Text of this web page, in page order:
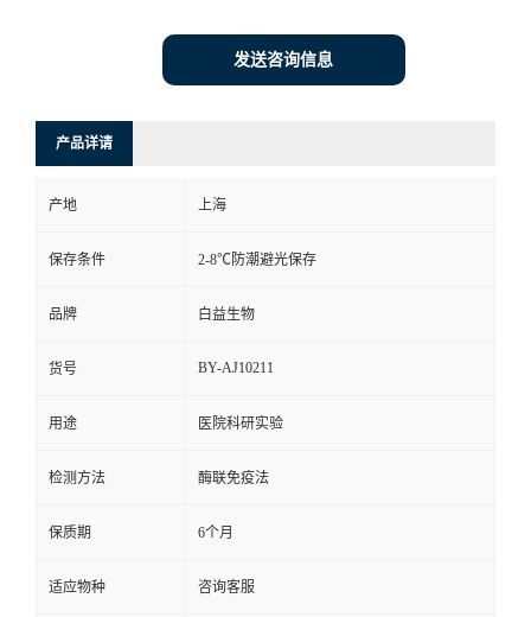
发送咨询信息
产品详请
产地 上海
保存条件 2-8℃防潮避光保存
品牌 白益生物
货号 BY-AJ10211
用途 医院科研实验
检测方法 酶联免疫法
保质期 6个月
适应物种 咨询客服